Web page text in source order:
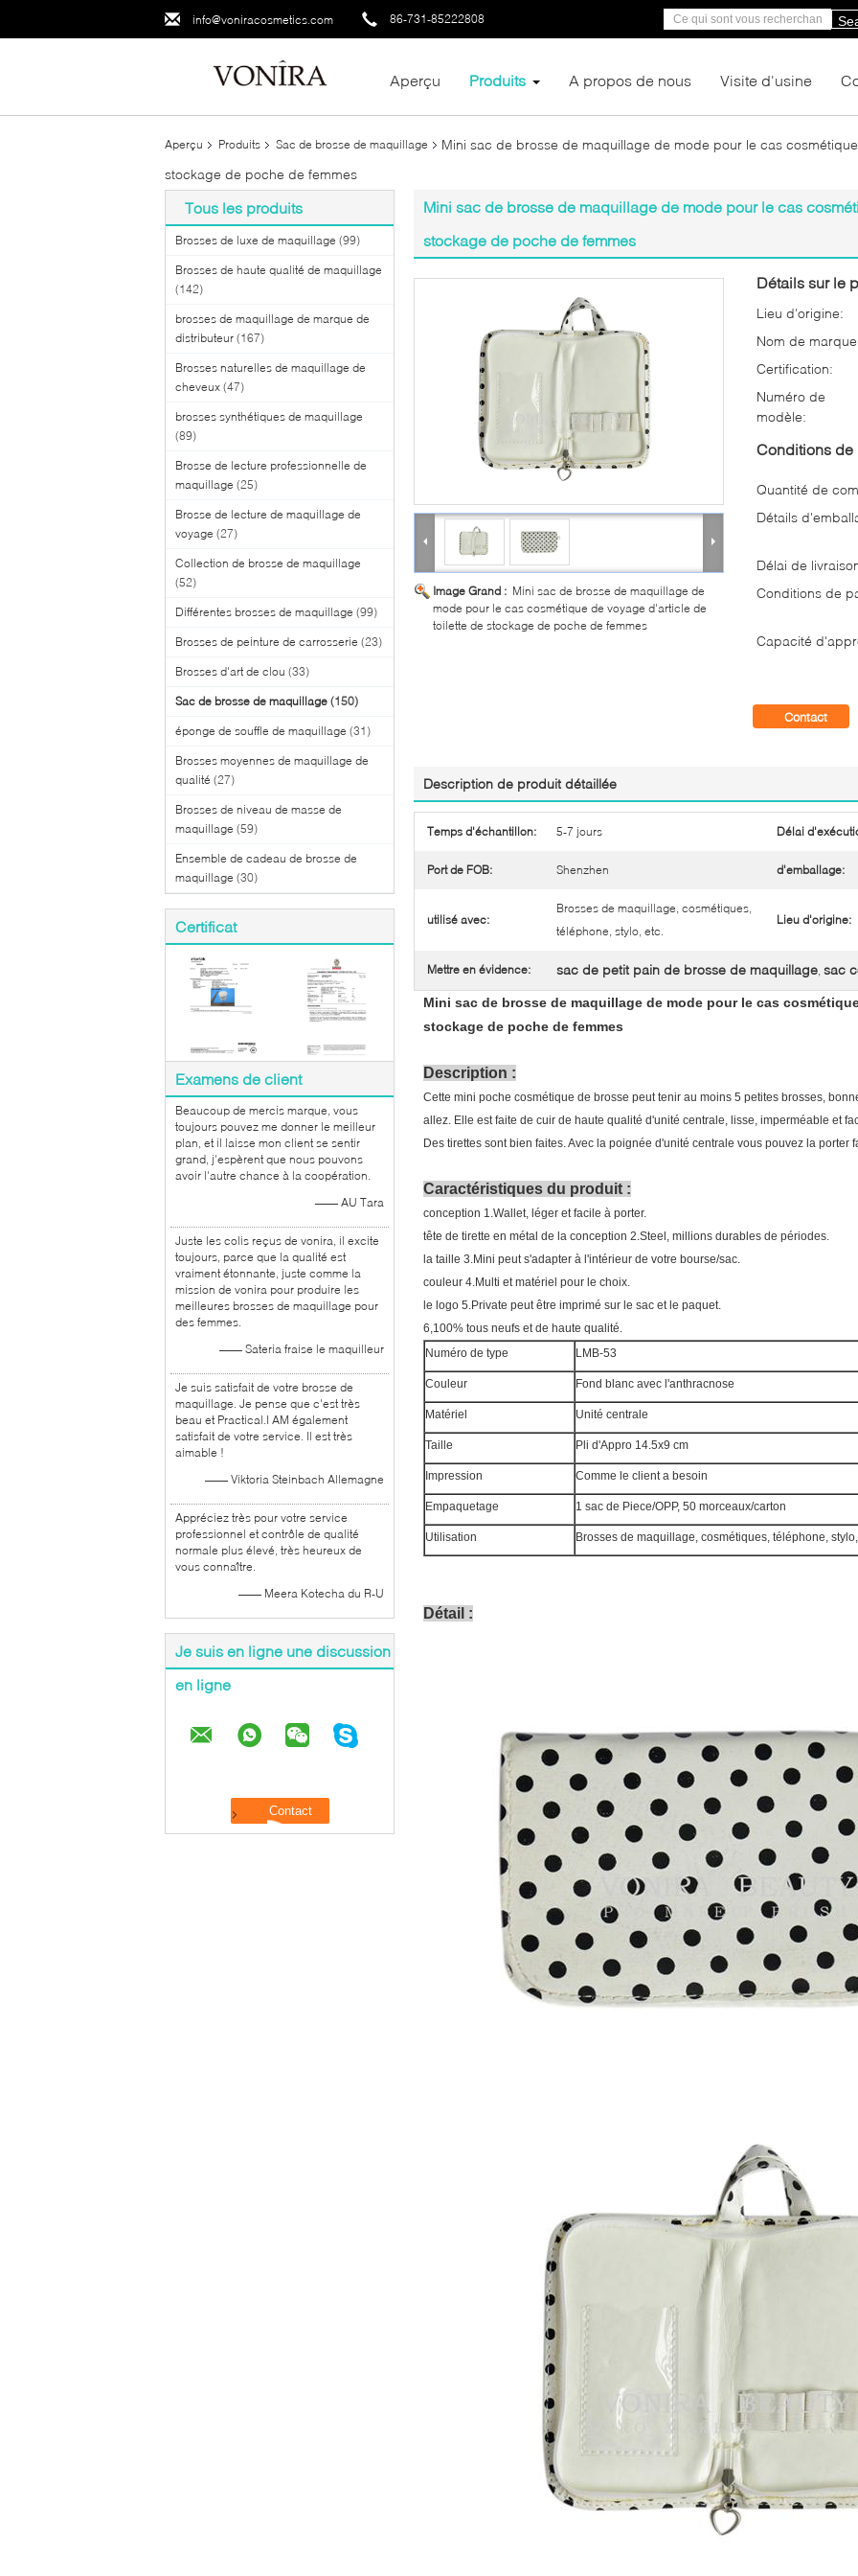
info@voniracosmetics.com 86-731-85222808
Aperçu Produits A propos de nous Visite d'usine
Aperçu Produits Sac de brosse de maquillage
Mini sac de brosse de maquillage de mode pour le cas
stockage de poche de femmes
Tous les produits
Brosses de luxe de maquillage (99)
Brosses de haute qualité de maquillage
(142)
brosses de maquillage de marque de
distributeur (167)
Brosses naturelles de maquillage de
cheveux (47)
brosses synthétiques de maquillage
(89)
Brosse de lecture professionnelle de
maquillage (25)
Brosse de lecture de maquillage de
voyage (27)
Collection de brosse de maquillage
(52)
Différentes brosses de maquillage (99)
Brosses de peinture de carrosserie (23)
Brosses d'art de clou (33)
Sac de brosse de maquillage (150)
éponge de souffle de maquillage (31)
Brosses moyennes de maquillage de
qualité (27)
Brosses de niveau de masse de
maquillage (59)
Ensemble de cadeau de brosse de
maquillage (30)
Certificat
Examens de client
Beaucoup de mercis marque, vous
toujours pouvez me donner le meilleur
plan, et il laisse mon client se sentir
grand, j'espèrent que nous pouvons
avoir l'autre chance à la coopération.
—— AU Tara
Juste les colis reçus de vonira, il excite
toujours, parce que la qualité est
vraiment étonnante, juste comme la
mission de vonira pour produire les
meilleures brosses de maquillage pour
des femmes.
—— Sateria fraise le maquilleur
Je suis satisfait de votre brosse de
maquillage. Je pense que c'est très
beau et Practical.I AM également
satisfait de votre service. Il est très
aimable !
—— Viktoria Steinbach Allemagne
Appréciez très pour votre service
professionnel et contrôle de qualité
normale plus élevé, très heureux de
vous connaître.
—— Meera Kotecha du R-U
Je suis en ligne une discussion
en ligne
Mini sac de brosse de maquillage de mode pour le cas
stockage de poche de femmes
Image Grand : Mini sac de brosse de maquillage de
mode pour le cas cosmétique de voyage d'article de
toilette de stockage de poche de femmes
Détails sur le
Lieu d'origine:
Nom de
Certification:
Numéro de
modèle:
Conditions de
Quantité de
Détails
Délai de
Conditions de
Capacité
Contact
Description de produit détaillée
Temps d'échantillon: 5-7 jours Délai
Port de FOB: Shenzhen d'emballage:
utilisé avec:
Brosses de maquillage, cosmétiques,
téléphone, stylo, etc.
Lieu d'origine:
Mettre en évidence: sac de petit pain de brosse de maquillage, sac
Mini sac de brosse de maquillage de mode pour le cas
stockage de poche de femmes
Description :
Cette mini poche cosmétique de brosse peut tenir au moins 5 petites brosses,
allez. Elle est faite de cuir de haute qualité d'unité centrale, lisse, imperméable et
Des tirettes sont bien faites. Avec la poignée d'unité centrale vous pouvez la porter
Caractéristiques du produit :
conception 1.Wallet, léger et facile à porter.
tête de tirette en métal de la conception 2.Steel, millions durables de périodes.
la taille 3.Mini peut s'adapter à l'intérieur de votre bourse/sac.
couleur 4.Multi et matériel pour le choix.
le logo 5.Private peut être imprimé sur le sac et le paquet.
6,100% tous neufs et de haute qualité.
Numéro de type
LMB-53
Couleur Fond blanc avec l'anthracnose
Matériel Unité centrale
Taille Pli d'Appro 14.5x9 cm
Impression Comme le client a besoin
Empaquetage 1 sac de Piece/OPP, 50 morceaux/carton
Utilisation Brosses de maquillage, cosmétiques, téléphone,
Détail :